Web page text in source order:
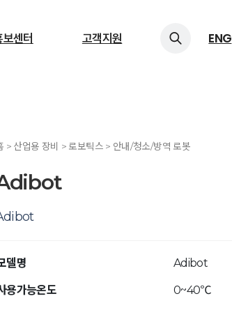
보센터 고객지원 ENG
> 산업용 장비 > 로보틱스 > 안내/청소/방역 로봇
델명 Adibot
용가능온도 0~40℃